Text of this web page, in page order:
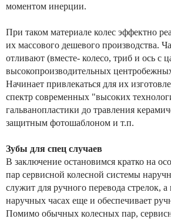
моментом инерции.
При таком материале колес эффектно
их массового дешевого производства.
отливают (вместе- колесо, триб и ось с
высокопроизводительных
Начинает привлекаться для их
спектр современных "высоких
гальванопластики до травления
защитным фотошаблоном и т.п.
Зубы для спец случаев
В заключение остановимся кратко на
пар сервисной колесной системы
служит для ручного перевода стрелок,
наручных часах еще и обеспечивает
Помимо обычных колесных пар,